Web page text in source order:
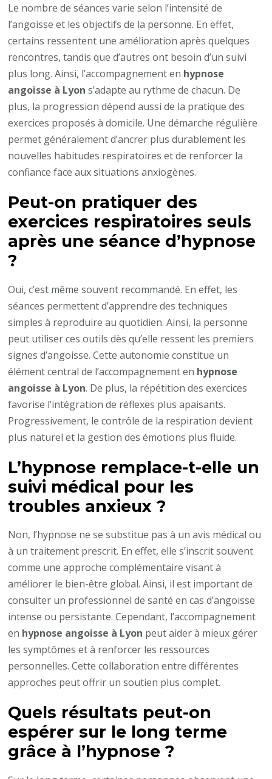
Le nombre de séances varie selon l’intensité de
l’angoisse et les objectifs de la personne. En effet,
certains ressentent une amélioration après quelques
rencontres, tandis que d’autres ont besoin d’un suivi
plus long. Ainsi, l’accompagnement en hypnose
angoisse à Lyon s’adapte au rythme de chacun. De
plus, la progression dépend aussi de la pratique des
exercices proposés à domicile. Une démarche régulière
permet généralement d’ancrer plus durablement les
nouvelles habitudes respiratoires et de renforcer la
confiance face aux situations anxiogènes.
Peut-on pratiquer des
exercices respiratoires seuls
après une séance d’hypnose
?
Oui, c’est même souvent recommandé. En effet, les
séances permettent d’apprendre des techniques
simples à reproduire au quotidien. Ainsi, la personne
peut utiliser ces outils dès qu’elle ressent les premiers
signes d’angoisse. Cette autonomie constitue un
élément central de l’accompagnement en hypnose
angoisse à Lyon. De plus, la répétition des exercices
favorise l’intégration de réflexes plus apaisants.
Progressivement, le contrôle de la respiration devient
plus naturel et la gestion des émotions plus fluide.
L’hypnose remplace-t-elle un
suivi médical pour les
troubles anxieux ?
Non, l’hypnose ne se substitue pas à un avis médical ou
à un traitement prescrit. En effet, elle s’inscrit souvent
comme une approche complémentaire visant à
améliorer le bien-être global. Ainsi, il est important de
consulter un professionnel de santé en cas d’angoisse
intense ou persistante. Cependant, l’accompagnement
en hypnose angoisse à Lyon peut aider à mieux gérer
les symptômes et à renforcer les ressources
personnelles. Cette collaboration entre différentes
approches peut offrir un soutien plus complet.
Quels résultats peut-on
espérer sur le long terme
grâce à l’hypnose ?